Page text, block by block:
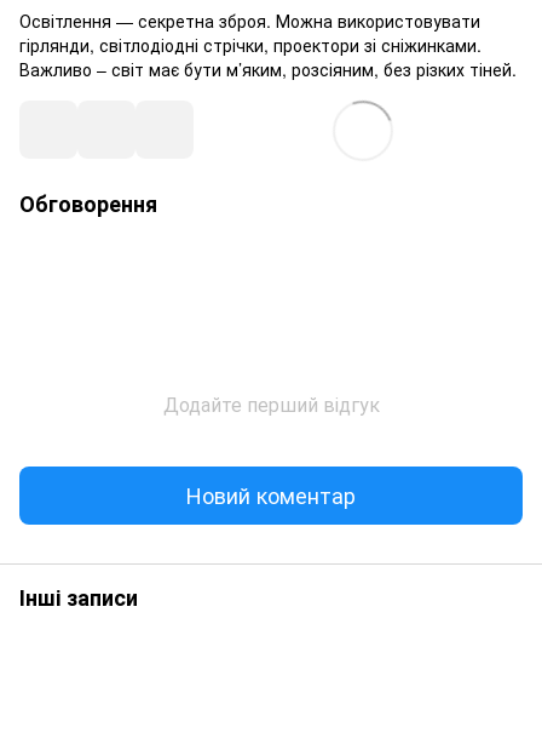
Освітлення — секретна зброя. Можна використовувати
гірлянди, світлодіодні стрічки, проектори зі сніжинками.
Важливо – світ має бути м’яким, розсіяним, без різких тіней.
Обговорення
Додайте перший відгук
Новий коментар
Інші записи